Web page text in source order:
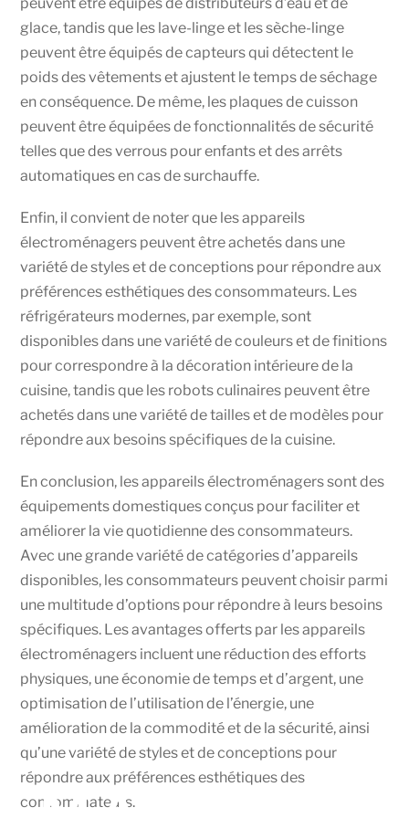
glace, tandis que les lave-linge et les sèche-linge
peuvent être équipés de capteurs qui détectent le
poids des vêtements et ajustent le temps de séchage
en conséquence. De même, les plaques de cuisson
peuvent être équipées de fonctionnalités de sécurité
telles que des verrous pour enfants et des arrêts
automatiques en cas de surchauffe.
Enfin, il convient de noter que les appareils
électroménagers peuvent être achetés dans une
variété de styles et de conceptions pour répondre aux
préférences esthétiques des consommateurs. Les
réfrigérateurs modernes, par exemple, sont
disponibles dans une variété de couleurs et de finitions
pour correspondre à la décoration intérieure de la
cuisine, tandis que les robots culinaires peuvent être
achetés dans une variété de tailles et de modèles pour
répondre aux besoins spécifiques de la cuisine.
En conclusion, les appareils électroménagers sont des
équipements domestiques conçus pour faciliter et
améliorer la vie quotidienne des consommateurs.
Avec une grande variété de catégories d’appareils
disponibles, les consommateurs peuvent choisir parmi
une multitude d’options pour répondre à leurs besoins
spécifiques. Les avantages offerts par les appareils
électroménagers incluent une réduction des efforts
physiques, une économie de temps et d’argent, une
optimisation de l’utilisation de l’énergie, une
amélioration de la commodité et de la sécurité, ainsi
qu’une variété de styles et de conceptions pour
répondre aux préférences esthétiques des
consommateurs.